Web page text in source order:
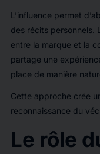
L’influence permet
des récits personnels.
entre la marque et la
partage une
place de manière
Cette approche crée
reconnaissance du
Le rôle